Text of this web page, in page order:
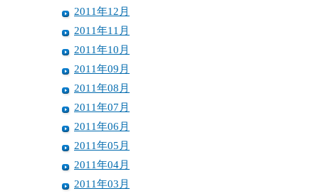
2011年12月
2011年11月
2011年10月
2011年09月
2011年08月
2011年07月
2011年06月
2011年05月
2011年04月
2011年03月